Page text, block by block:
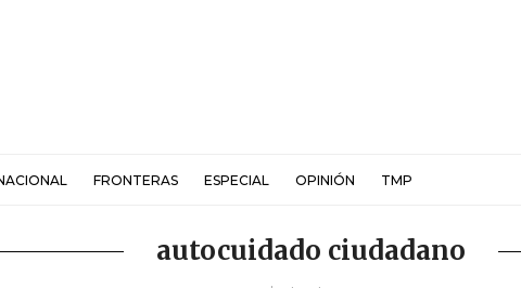
FRONTERAS ESPECIAL OPINIÓN TMP
autocuidado ciudadano